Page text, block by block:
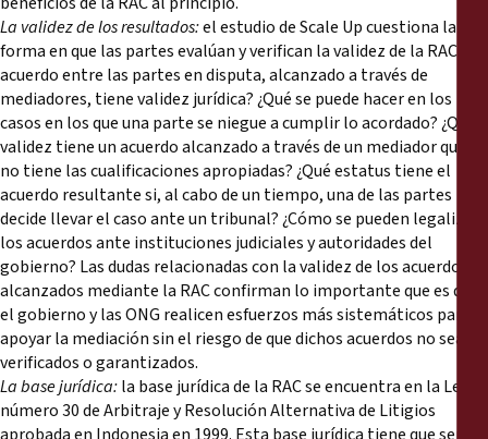
La validez de los resultados:el estudio de Scale Up cuestiona la
forma en que las partes evalúan y verifican la validez de la RAC. ¿El
acuerdo entre las partes en disputa, alcanzado a través de
mediadores, tiene validez jurídica? ¿Qué se puede hacer en los
casos en los que una parte se niegue a cumplir lo acordado? ¿Qué
validez tiene un acuerdo alcanzado a través de un mediador que
no tiene las cualificaciones apropiadas? ¿Qué estatus tiene el
acuerdo resultante si, al cabo de un tiempo, una de las partes
decide llevar el caso ante un tribunal? ¿Cómo se pueden legalizar
los acuerdos ante instituciones judiciales y autoridades del
gobierno? Las dudas relacionadas con la validez de los acuerdos
alcanzados mediante la RAC confirman lo importante que es que
el gobierno y las ONG realicen esfuerzos más sistemáticos para
apoyar la mediación sin el riesgo de que dichos acuerdos no sean
verificados o garantizados.
La base jurídica:la base jurídica de la RAC se encuentra en la Ley
número 30 de Arbitraje y Resolución Alternativa de Litigios